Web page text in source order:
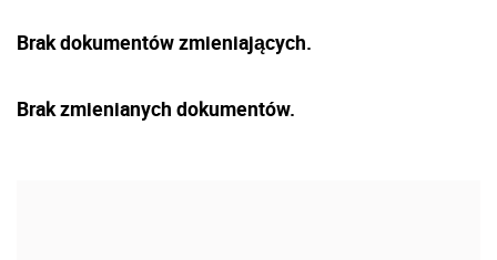
Brak dokumentów zmieniających.
Brak zmienianych dokumentów.